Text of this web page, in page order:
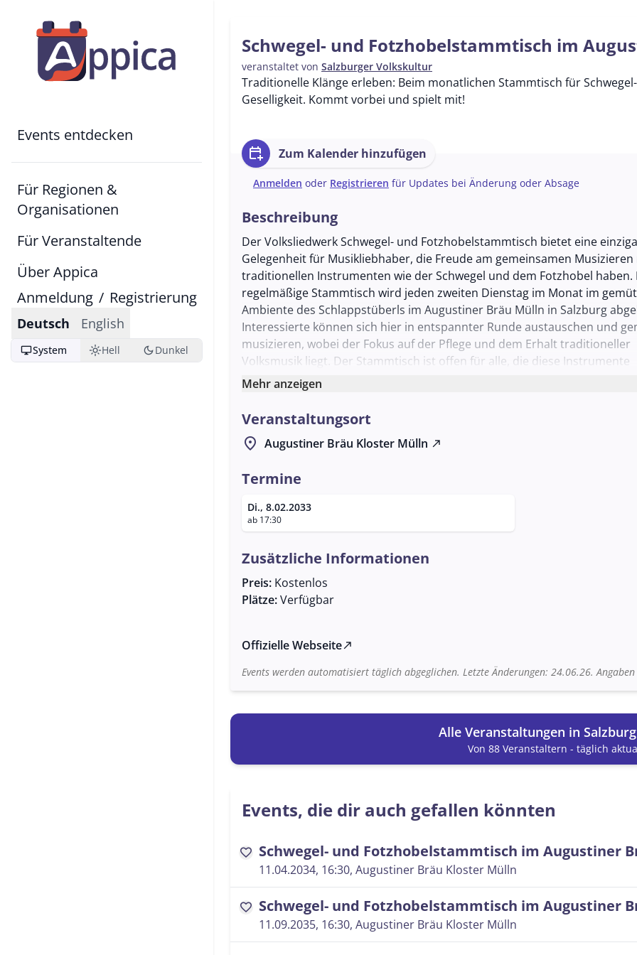
Events entdecken
Für Regionen &
Organisationen
Für Veranstaltende
Über Appica
Anmeldung / Registrierung
Deutsch English
desktop_windowsSystem light_modeHell dark_modeDunkel
Schwegel- und Fotzhobelstammtisch im
veranstaltet von Salzburger Volkskultur
Traditionelle Klänge erleben: Beim monatlichen Stammtisch für
Geselligkeit. Kommt vorbei und spielt mit!
calendar_add_on Zum Kalender hinzufügen
Anmelden oder Registrieren für Updates bei Änderung oder Absage
Beschreibung
Der Volksliedwerk Schwegel- und Fotzhobelstammtisch bietet eine
Gelegenheit für Musikliebhaber, die Freude am gemeinsamen
traditionellen Instrumenten wie der Schwegel und dem Fotzhobel haben.
regelmäßige Stammtisch wird jeden zweiten Dienstag im Monat im
Ambiente des Schlappstüberls im Augustiner Bräu Mülln in Salzburg
Interessierte können sich hier in entspannter Runde austauschen und
musizieren, wobei der Fokus auf der Pflege und dem Erhalt traditioneller
Volksmusik liegt. Der Stammtisch ist offen für alle, die diese Instrumente
beherrschen oder Interesse daran haben, sie zu erlernen. Georg Laimer
Ansprechpartner zur Verfügung und kann für weitere Informationen
werden. Diese Veranstaltung fördert nicht nur das musikalische Können
Teilnehmer, sondern auch das gesellschaftliche Miteinander und die
Musik.
Mehr anzeigen
Veranstaltungsort
location_on Augustiner Bräu Kloster Mülln north_east
Termine
Di., 8.02.2033
ab 17:30
Zusätzliche Informationen
Preis: Kostenlos
Plätze:Verfügbar
Offizielle Webseitenorth_east
Events werden automatisiert täglich abgeglichen. Letzte Änderungen: 24.06.26.
Alle Veranstaltungen in
Von 88 Veranstaltern - täglich
Events, die dir auch gefallen könnten
favorite Schwegel- und Fotzhobelstammtisch im Augustiner
11.04.2034, 16:30, Augustiner Bräu Kloster Mülln
favorite Schwegel- und Fotzhobelstammtisch im Augustiner
11.09.2035, 16:30, Augustiner Bräu Kloster Mülln